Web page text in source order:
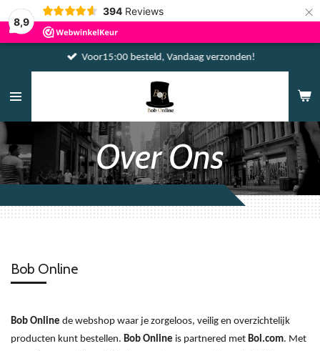
8,9
394 Reviews ×
Voor15:00 besteld, Vandaag verzonden!
Over Ons
Bob Online
Bob Online de webshop waar je zorgeloos, veilig en overzichtelijk
producten kunt bestellen. Bob Online is partnered met Bol.com. Met